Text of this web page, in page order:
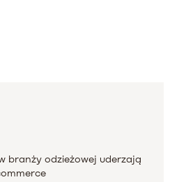
branży odzieżowej uderzają